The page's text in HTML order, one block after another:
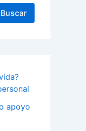
Buscar
apoyo